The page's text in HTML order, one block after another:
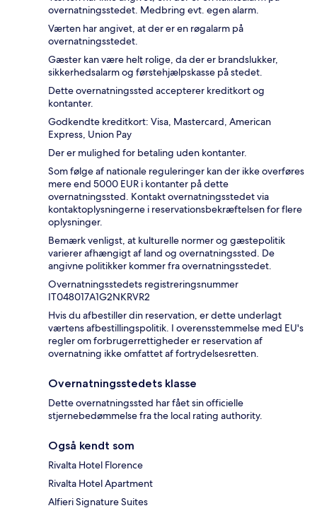
overnatningsstedet. Medbring evt. egen alarm.
Værten har angivet, at der er en røgalarm på
overnatningsstedet.
Gæster kan være helt rolige, da der er brandslukker,
sikkerhedsalarm og førstehjælpskasse på stedet.
Dette overnatningssted accepterer kreditkort og
kontanter.
Godkendte kreditkort: Visa, Mastercard, American
Express, Union Pay
Der er mulighed for betaling uden kontanter.
Som følge af nationale reguleringer kan der ikke overføres
mere end 5000 EUR i kontanter på dette
overnatningssted. Kontakt overnatningsstedet via
kontaktoplysningerne i reservationsbekræftelsen for flere
oplysninger.
Bemærk venligst, at kulturelle normer og gæstepolitik
varierer afhængigt af land og overnatningssted. De
angivne politikker kommer fra overnatningsstedet.
Overnatningsstedets registreringsnummer
IT048017A1G2NKRVR2
Hvis du afbestiller din reservation, er dette underlagt
værtens afbestillingspolitik. I overensstemmelse med EU's
regler om forbrugerrettigheder er reservation af
overnatning ikke omfattet af fortrydelsesretten.
Overnatningsstedets klasse
Dette overnatningssted har fået sin officielle
stjernebedømmelse fra the local rating authority.
Også kendt som
Rivalta Hotel Florence
Rivalta Hotel Apartment
Alfieri Signature Suites